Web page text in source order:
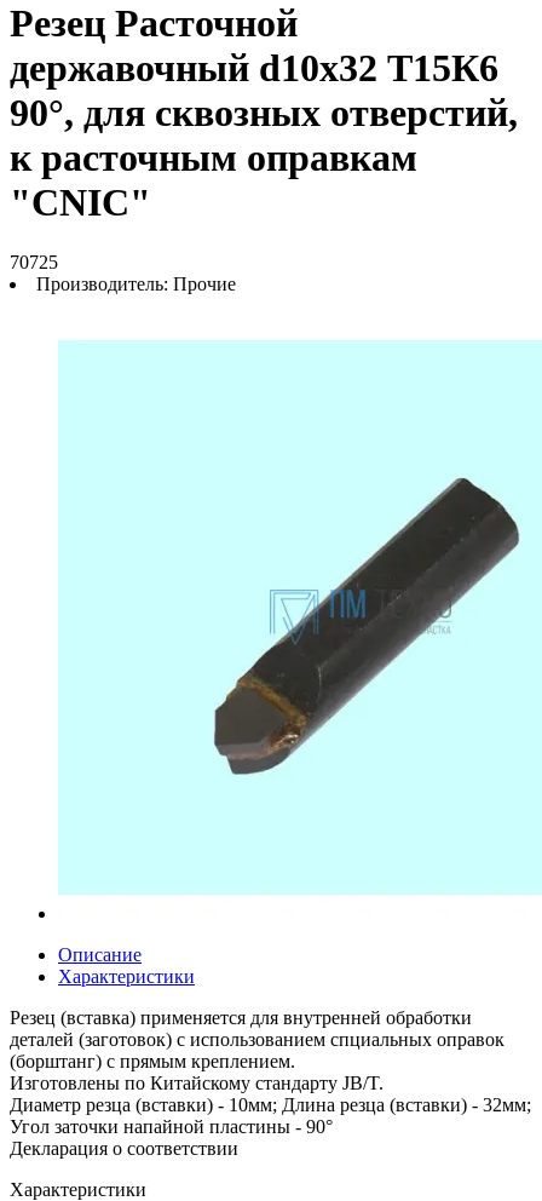
Резец Расточной
державочный d10х32 Т15К6
90°, для сквозных отверстий,
к расточным оправкам
"CNIC"
70725
Производитель: Прочие
Описание
Характеристики
Резец (вставка) применяется для внутренней обработки
деталей (заготовок) с использованием спциальных оправок
(борштанг) с прямым креплением.
Изготовлены по Китайскому стандарту JB/T.
Диаметр резца (вставки) - 10мм; Длина резца (вставки) - 32мм;
Угол заточки напайной пластины - 90°
Декларация о соответствии
Характеристики